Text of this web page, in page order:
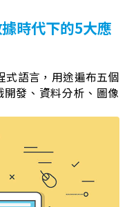
時代下的5大應
式語言，用途遍布五個
發、資料分析、圖像